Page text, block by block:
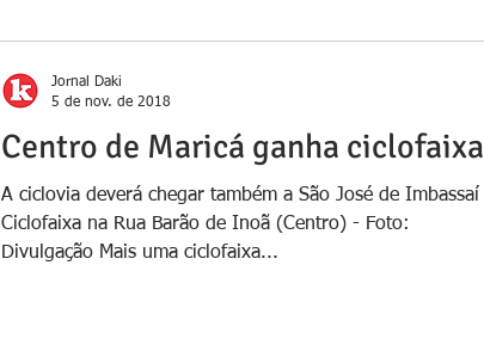
Centro de Maricá ganha ciclofaixa
A ciclovia deverá chegar também a São José de Imbassaí
Ciclofaixa na Rua Barão de Inoã (Centro) - Foto:
Divulgação Mais uma ciclofaixa...
Jornal Daki
5 de nov. de 2018